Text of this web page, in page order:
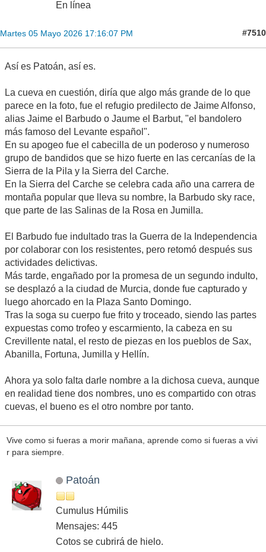
En línea
Martes 05 Mayo 2026 17:16:07 PM #7510
Así es Patoán, así es.
La cueva en cuestión, diría que algo más grande de lo que
parece en la foto, fue el refugio predilecto de Jaime Alfonso,
alias Jaime el Barbudo o Jaume el Barbut, "el bandolero
más famoso del Levante español".
En su apogeo fue el cabecilla de un poderoso y numeroso
grupo de bandidos que se hizo fuerte en las cercanías de la
Sierra de la Pila y la Sierra del Carche.
En la Sierra del Carche se celebra cada año una carrera de
montaña popular que lleva su nombre, la Barbudo sky race,
que parte de las Salinas de la Rosa en Jumilla.
El Barbudo fue indultado tras la Guerra de la Independencia
por colaborar con los resistentes, pero retomó después sus
actividades delictivas.
Más tarde, engañado por la promesa de un segundo indulto,
se desplazó a la ciudad de Murcia, donde fue capturado y
luego ahorcado en la Plaza Santo Domingo.
Tras la soga su cuerpo fue frito y troceado, siendo las partes
expuestas como trofeo y escarmiento, la cabeza en su
Crevillente natal, el resto de piezas en los pueblos de Sax,
Abanilla, Fortuna, Jumilla y Hellín.
Ahora ya solo falta darle nombre a la dichosa cueva, aunque
en realidad tiene dos nombres, uno es compartido con otras
cuevas, el bueno es el otro nombre por tanto.
Vive como si fueras a morir mañana, aprende como si fueras a vivi
r para siempre.
Patoán
Cumulus Húmilis
Mensajes: 445
Cotos se cubrirá de hielo.